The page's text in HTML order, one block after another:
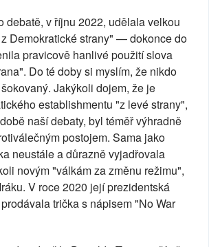
debatě, v říjnu 2022, udělala velkou
Demokratické strany" — dokonce do
pravicově hanlivé použití slova
Do té doby si myslím, že nikdo
Jakýkoli dojem, že je
establishmentu "z levé strany",
naší debaty, byl téměř výhradně
postojem. Sama jako
neustále a důrazně vyjadřovala
novým "válkám za změnu režimu",
V roce 2020 její prezidentská
trička s nápisem "No War